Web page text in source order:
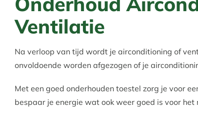
Ventilatie
Na verloop van tijd wordt je airconditioning of
onvoldoende worden afgezogen of je
Met een goed onderhouden toestel zorg je voor
bespaar je energie wat ook weer goed is voor het